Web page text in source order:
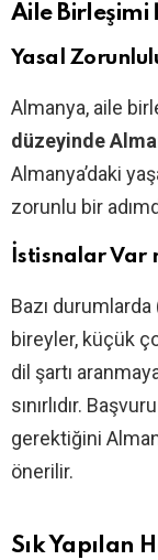
Aile Birleşimi
Yasal
Almanya, aile
düzeyinde
Almanya’daki
zorunlu bir
İstisnalar Var
Bazı
bireyler, küçük
dil şartı
sınırlıdır.
gerektiğini
önerilir.
Sık Yapılan